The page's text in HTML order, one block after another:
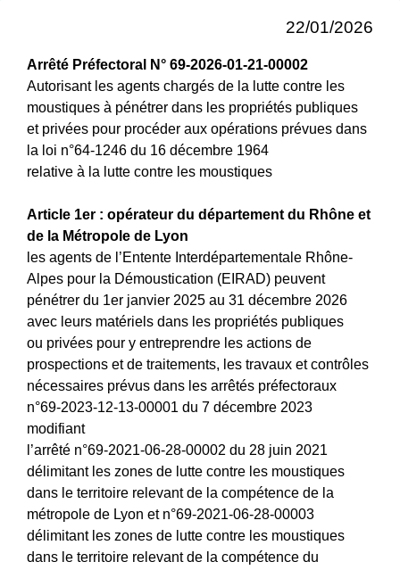
22/01/2026
Arrêté Préfectoral N° 69-2026-01-21-00002
Autorisant les agents chargés de la lutte contre les
moustiques à pénétrer dans les propriétés publiques
et privées pour procéder aux opérations prévues dans
la loi n°64-1246 du 16 décembre 1964
relative à la lutte contre les moustiques
Article 1er : opérateur du département du Rhône et
de la Métropole de Lyon
les agents de l’Entente Interdépartementale Rhône-
Alpes pour la Démoustication (EIRAD) peuvent
pénétrer du 1er janvier 2025 au 31 décembre 2026
avec leurs matériels dans les propriétés publiques
ou privées pour y entreprendre les actions de
prospections et de traitements, les travaux et contrôles
nécessaires prévus dans les arrêtés préfectoraux
n°69-2023-12-13-00001 du 7 décembre 2023
modifiant
l’arrêté n°69-2021-06-28-00002 du 28 juin 2021
délimitant les zones de lutte contre les moustiques
dans le territoire relevant de la compétence de la
métropole de Lyon et n°69-2021-06-28-00003
délimitant les zones de lutte contre les moustiques
dans le territoire relevant de la compétence du